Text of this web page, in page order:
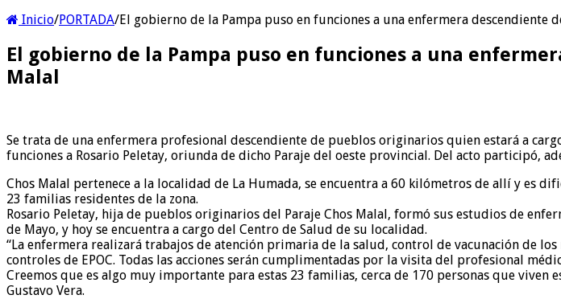
Inicio/PORTADA/El gobierno de la Pampa puso en funciones a una enfermera descendiente
El gobierno de la Pampa puso en funciones a una
Malal
Se trata de una enfermera profesional descendiente de pueblos originarios quien estará a
funciones a Rosario Peletay, oriunda de dicho Paraje del oeste provincial. Del acto participó,
Chos Malal pertenece a la localidad de La Humada, se encuentra a 60 kilómetros de allí y es
23 familias residentes de la zona.
Rosario Peletay, hija de pueblos originarios del Paraje Chos Malal, formó sus estudios de
de Mayo, y hoy se encuentra a cargo del Centro de Salud de su localidad.
“La enfermera realizará trabajos de atención primaria de la salud, control de vacunación de
controles de EPOC. Todas las acciones serán cumplimentadas por la visita del profesional
Creemos que es algo muy importante para estas 23 familias, cerca de 170 personas que viven
Gustavo Vera.